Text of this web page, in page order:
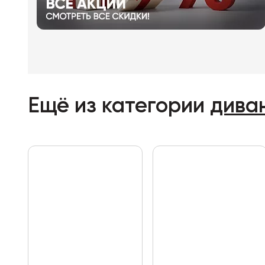
Ещё из категории